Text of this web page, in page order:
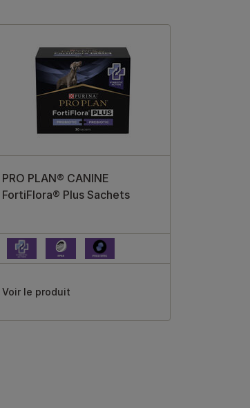
PRO PLAN® CANINE
FortiFlora® Plus Sachets
Voir le produit